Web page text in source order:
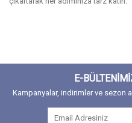
E-
Kampanyalar, indirimler ve sezon